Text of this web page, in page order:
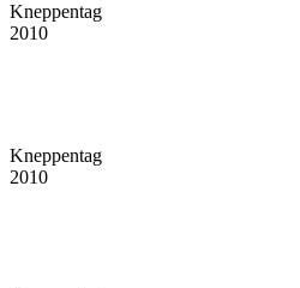
Kneppentag
2010
Kneppentag
2010